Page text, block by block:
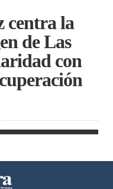
centra la
de Las
con